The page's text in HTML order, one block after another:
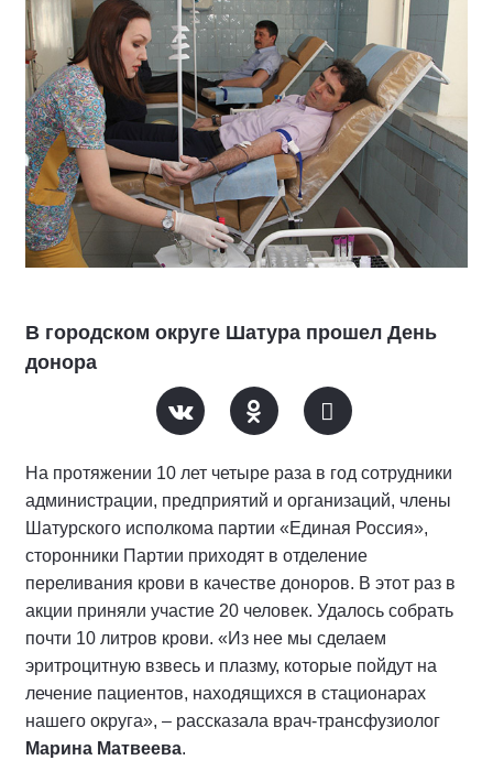
В городском округе Шатура прошел День
донора
На протяжении 10 лет четыре раза в год сотрудники
администрации, предприятий и организаций, члены
Шатурского исполкома партии «Единая Россия»,
сторонники Партии приходят в отделение
переливания крови в качестве доноров. В этот раз в
акции приняли участие 20 человек. Удалось собрать
почти 10 литров крови. «Из нее мы сделаем
эритроцитную взвесь и плазму, которые пойдут на
лечение пациентов, находящихся в стационарах
нашего округа», – рассказала врач-трансфузиолог
Марина Матвеева.